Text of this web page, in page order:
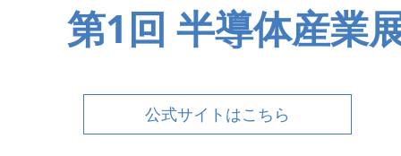
第1回 半導体産業
公式サイトはこちら